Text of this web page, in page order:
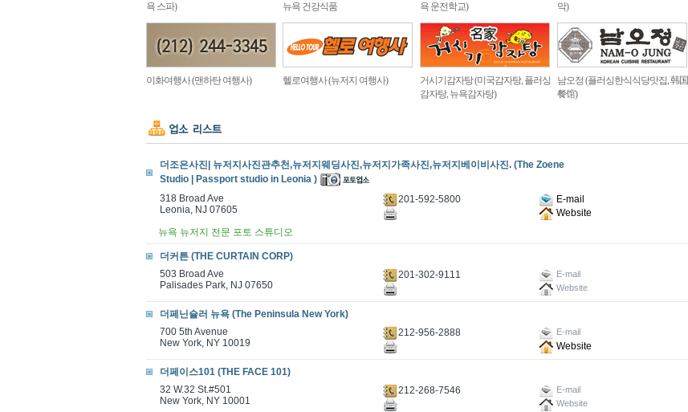
욕 스파)
뉴욕 건강식품
욕 운전학교)
막)
이화여행사 (맨하탄 여행사) 헬로여행사 (뉴저지 여행사)
거시기감자탕 (미국감자탕, 플러싱
감자탕, 뉴욕감자탕)
남오정 (플러싱한식식당맛집, 韩国
餐馆)
더조은사진| 뉴저지사진관추천,뉴저지웨딩사진,뉴저지가족사진,뉴저지베이비사진. (The Zoene
Studio | Passport studio in Leonia )
318 Broad Ave
Leonia, NJ 07605
201-592-5800
E-mail
Website
뉴욕 뉴저지 전문 포토 스튜디오
더커튼 (THE CURTAIN CORP)
503 Broad Ave
Palisades Park, NJ 07650
201-302-9111
E-mail
Website
더페닌슐러 뉴욕 (The Peninsula New York)
700 5th Avenue
New York, NY 10019
212-956-2888 E-mail
Website
더페이스101 (THE FACE 101)
32 W.32 St.#501
New York, NY 10001
212-268-7546
E-mail
Website